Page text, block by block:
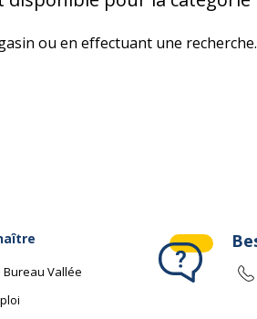
ou en effectuant une recherche.
Vallée